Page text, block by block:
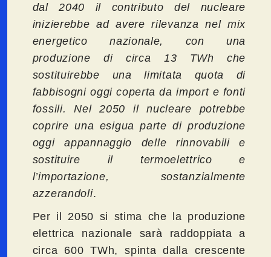
dal 2040 il contributo del nucleare
inizierebbe ad avere rilevanza nel mix
energetico nazionale, con una
produzione di circa 13 TWh che
sostituirebbe una limitata quota di
fabbisogni oggi coperta da import e fonti
fossili. Nel 2050 il nucleare potrebbe
coprire una esigua parte di produzione
oggi appannaggio delle rinnovabili e
sostituire il termoelettrico e
l’importazione, sostanzialmente
azzerandoli.
Per il 2050 si stima che la produzione
elettrica nazionale sarà raddoppiata a
circa 600 TWh, spinta dalla crescente